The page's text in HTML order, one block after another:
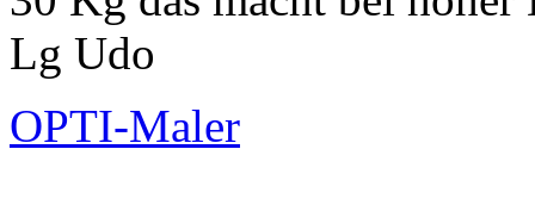
Lg Udo
OPTI-Maler